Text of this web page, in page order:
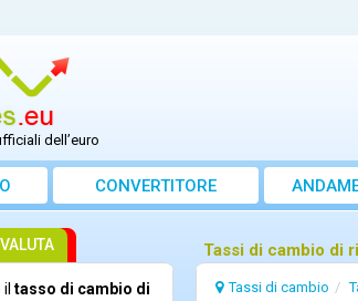
dell’euro
CONVERTITORE
Tassi di cambio di
Tassi di cambio
tasso di cambio di